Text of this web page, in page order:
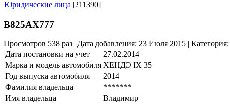
Юридические лица [211390]
В825АХ777
Просмотров 538 раз | Дата добавления: 23 Июля 2015 | Категория:
Дата постановки на учет
27.02.2014
Марка и модель автомобиля ХЕНДЭ IХ 35
Год выпуска автомобиля
2014
Фамилия владельца
*******
Имя владельца
Владимир